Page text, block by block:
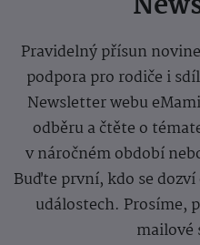
Pravidelný přísun
podpora pro rodiče i
Newsletter webu
odběru a čtěte o
v náročném období
Buďte první, kdo se
událostech. Prosíme,
mailové